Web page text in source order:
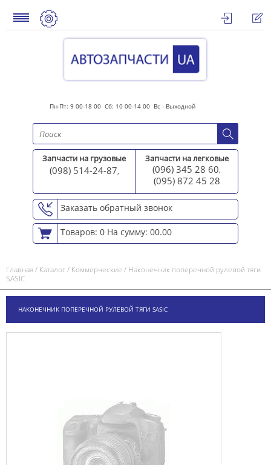
Пн-Пт: 9 00-18 00 Сб: 10 00-14 00 Вс - Выходной
Запчасти на грузовые
(098) 514-24-87,
Запчасти на легковые
(096) 345 28 60,
(095) 872 45 28
Заказать обратный звонок
Товаров: 0 На сумму: 00.00
Главная/ Каталог/ Коммерческие / Наконечник поперечной рулевой тяги
SASIC
НАКОНЕЧНИК ПОПЕРЕЧНОЙ РУЛЕВОЙ ТЯГИ SASIC